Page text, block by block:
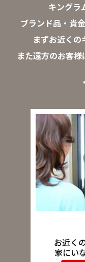
キングラ
ブランド品・貴
まずお近くの
また遠方のお客様
お近く
家にい